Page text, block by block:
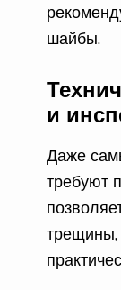
шайбы.
и
Даже
требуют
трещины,